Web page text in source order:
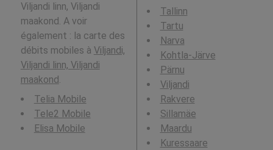
Viljandi linn, Viljandi
maakond. A voir
également : la carte des
débits mobiles à Viljandi,
Viljandi linn, Viljandi
maakond.
Telia Mobile
Tele2 Mobile
Elisa Mobile
Tallinn
Tartu
Narva
Kohtla-Järve
Pärnu
Viljandi
Rakvere
Sillamäe
Maardu
Kuressaare